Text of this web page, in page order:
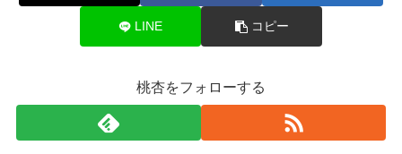
LINE コピー
桃杏をフォローする